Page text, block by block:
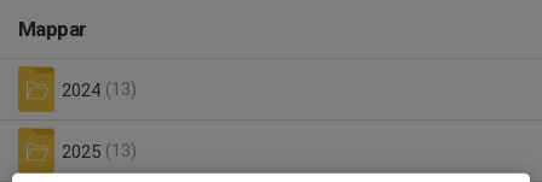
Mappar
2024 (13)
2025 (13)